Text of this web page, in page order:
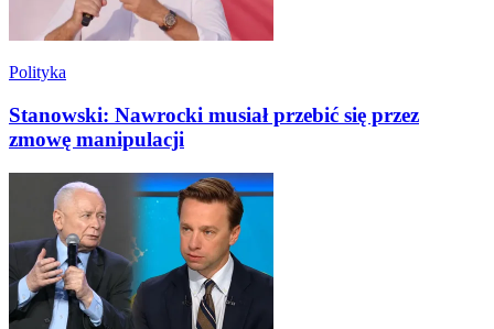
Polityka
Stanowski: Nawrocki musiał przebić się przez
zmowę manipulacji